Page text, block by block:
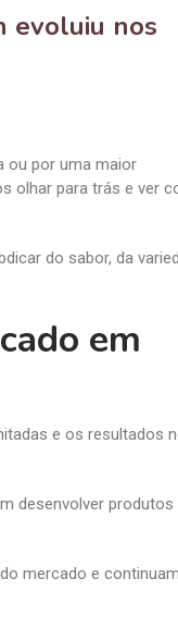
evoluiu nos
ou por uma maior
olhar para trás e ver
do sabor, da
em
e os resultados
desenvolver produtos
mercado e